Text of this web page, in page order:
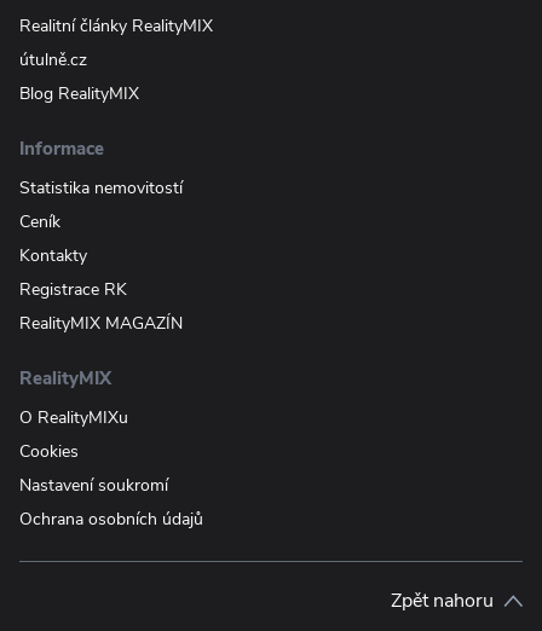
Realitní články RealityMIX
útulně.cz
Blog RealityMIX
Informace
Statistika nemovitostí
Ceník
Kontakty
Registrace RK
RealityMIX MAGAZÍN
RealityMIX
O RealityMIXu
Cookies
Nastavení soukromí
Ochrana osobních údajů
Zpět nahoru